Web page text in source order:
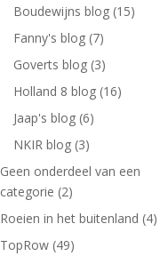
Boudewijns blog (15)
Fanny's blog (7)
Goverts blog (3)
Holland 8 blog (16)
Jaap's blog (6)
NKIR blog (3)
Geen onderdeel van een
categorie (2)
Roeien in het buitenland (4)
TopRow (49)